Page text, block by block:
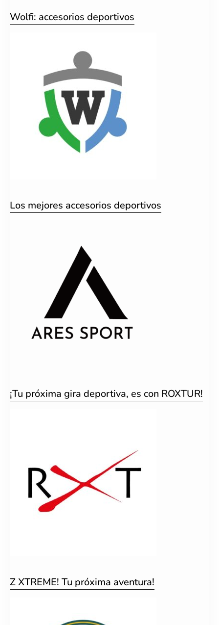
Wolfi: accesorios deportivos
Los mejores accesorios deportivos
¡Tu próxima gira deportiva, es con ROXTUR!
Z XTREME! Tu próxima aventura!